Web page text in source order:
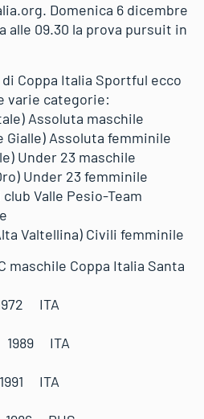
Domenica 6 dicembre
alle 09.30 la prova pursuit in
Coppa Italia Sportful ecco
varie categorie:
Assoluta maschile
Gialle) Assoluta femminile
Under 23 maschile
Under 23 femminile
Valle Pesio-Team
Valtellina) Civili femminile
maschile Coppa Italia Santa
1972 ITA
1989 ITA
1991 ITA